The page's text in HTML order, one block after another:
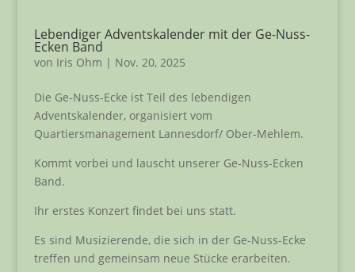
Lebendiger Adventskalender mit der Ge-Nuss-
Ecken Band
von Iris Ohm | Nov. 20, 2025
Die Ge-Nuss-Ecke ist Teil des lebendigen
Adventskalender, organisiert vom
Quartiersmanagement Lannesdorf/ Ober-Mehlem.
Kommt vorbei und lauscht unserer Ge-Nuss-Ecken
Band.
Ihr erstes Konzert findet bei uns statt.
Es sind Musizierende, die sich in der Ge-Nuss-Ecke
treffen und gemeinsam neue Stücke erarbeiten.